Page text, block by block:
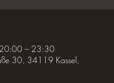
– 23:30
30, 34119 Kassel,